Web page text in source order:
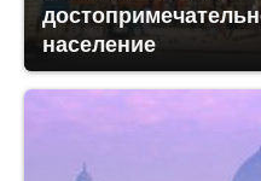
население